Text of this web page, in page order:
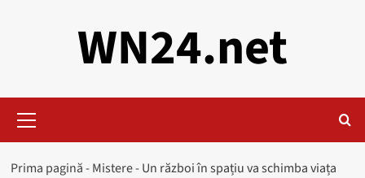
WN24.net
Menu
Prima pagină-Mistere-Un război în spațiu va schimba viața